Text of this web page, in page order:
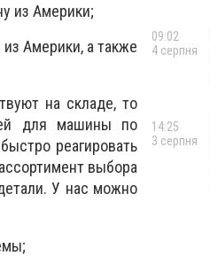
из Америки;
Америки, а также
на складе, то
для машины по
реагировать
выбора
У нас можно
09:02
4 серпня
14:25
3 серпня